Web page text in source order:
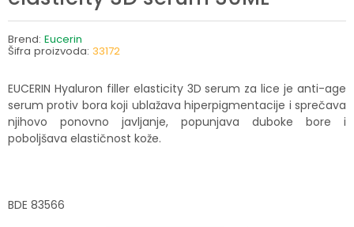
Brend: Eucerin
Šifra proizvoda: 33172
EUCERIN Hyaluron filler elasticity 3D serum za lice je anti-age
serum protiv bora koji ublažava hiperpigmentacije i sprečava
njihovo ponovno javljanje, popunjava duboke bore i
poboljšava elastičnost kože.
BDE 83566